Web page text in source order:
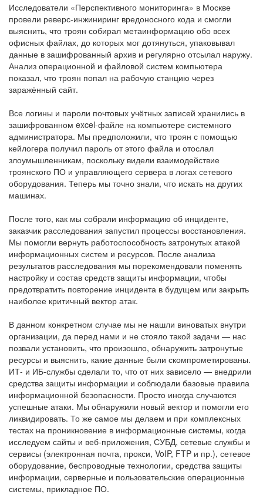
Исследователи «Перспективного мониторинга» в Москве
провели реверс-инжиниринг вредоносного кода и смогли
выяснить, что троян собирал метаинформацию обо всех
офисных файлах, до которых мог дотянуться, упаковывал
данные в зашифрованный архив и регулярно отсылал наружу.
Анализ операционной и файловой систем компьютера
показал, что троян попал на рабочую станцию через
заражённый сайт.
Все логины и пароли почтовых учётных записей хранились в
зашифрованном excel-файле на компьютере системного
администратора. Мы предположили, что троян с помощью
кейлогера получил пароль от этого файла и отослал
злоумышленникам, поскольку видели взаимодействие
троянского ПО и управляющего сервера в логах сетевого
оборудования. Теперь мы точно знали, что искать на других
машинах.
После того, как мы собрали информацию об инциденте,
заказчик расследования запустил процессы восстановления.
Мы помогли вернуть работоспособность затронутых атакой
информационных систем и ресурсов. После анализа
результатов расследования мы порекомендовали поменять
настройку и состав средств защиты информации, чтобы
предотвратить повторение инцидента в будущем или закрыть
наиболее критичный вектор атак.
В данном конкретном случае мы не нашли виноватых внутри
организации, да перед нами и не стояло такой задачи — нас
позвали установить, что произошло, обнаружить затронутые
ресурсы и выяснить, какие данные были скомпрометированы.
ИТ- и ИБ-службы сделали то, что от них зависело — внедрили
средства защиты информации и соблюдали базовые правила
информационной безопасности. Просто иногда случаются
успешные атаки. Мы обнаружили новый вектор и помогли его
ликвидировать. То же самое мы делаем и при комплексных
тестах на проникновение в информационные системы, когда
исследуем сайты и веб-приложения, СУБД, сетевые службы и
сервисы (электронная почта, прокси, VoIP, FTP и пр.), сетевое
оборудование, беспроводные технологии, средства защиты
информации, серверные и пользовательские операционные
системы, прикладное ПО.